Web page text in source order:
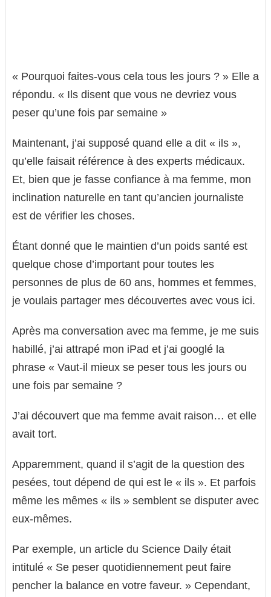
« Pourquoi faites-vous cela tous les jours ? » Elle a
répondu. « Ils disent que vous ne devriez vous
peser qu’une fois par semaine »
Maintenant, j’ai supposé quand elle a dit « ils »,
qu’elle faisait référence à des experts médicaux.
Et, bien que je fasse confiance à ma femme, mon
inclination naturelle en tant qu’ancien journaliste
est de vérifier les choses.
Étant donné que le maintien d’un poids santé est
quelque chose d’important pour toutes les
personnes de plus de 60 ans, hommes et femmes,
je voulais partager mes découvertes avec vous ici.
Après ma conversation avec ma femme, je me suis
habillé, j’ai attrapé mon iPad et j’ai googlé la
phrase « Vaut-il mieux se peser tous les jours ou
une fois par semaine ?
J’ai découvert que ma femme avait raison… et elle
avait tort.
Apparemment, quand il s’agit de la question des
pesées, tout dépend de qui est le « ils ». Et parfois
même les mêmes « ils » semblent se disputer avec
eux-mêmes.
Par exemple, un article du Science Daily était
intitulé « Se peser quotidiennement peut faire
pencher la balance en votre faveur. » Cependant,